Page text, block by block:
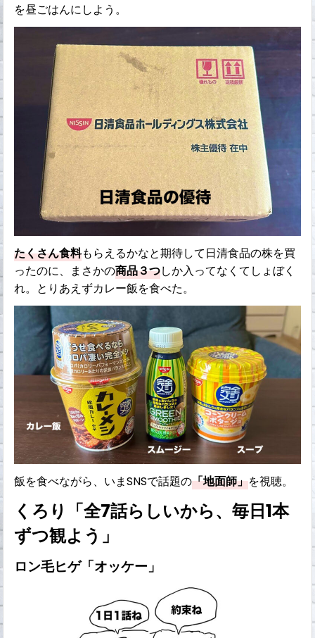
を昼ごはんにしよう。
たくさん食料もらえるかなと期待して日清食品の株を買
ったのに、まさかの商品３つしか入ってなくてしょぼく
れ。とりあえずカレー飯を食べた。
飯を食べながら、いまSNSで話題の「地面師」を視聴。
くろり「全7話らしいから、毎日1本
ずつ観よう」
ロン毛ヒゲ「オッケー」